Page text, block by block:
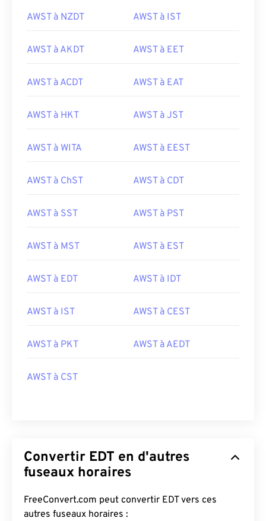
AWST à NZDT AWST à IST
AWST à AKDT AWST à EET
AWST à ACDT AWST à EAT
AWST à HKT AWST à JST
AWST à WITA AWST à EEST
AWST à ChST AWST à CDT
AWST à SST AWST à PST
AWST à MST AWST à EST
AWST à EDT AWST à IDT
AWST à IST AWST à CEST
AWST à PKT AWST à AEDT
AWST à CST
Convertir EDT en d'autres
fuseaux horaires
FreeConvert.com peut convertir EDT vers ces
autres fuseaux horaires :